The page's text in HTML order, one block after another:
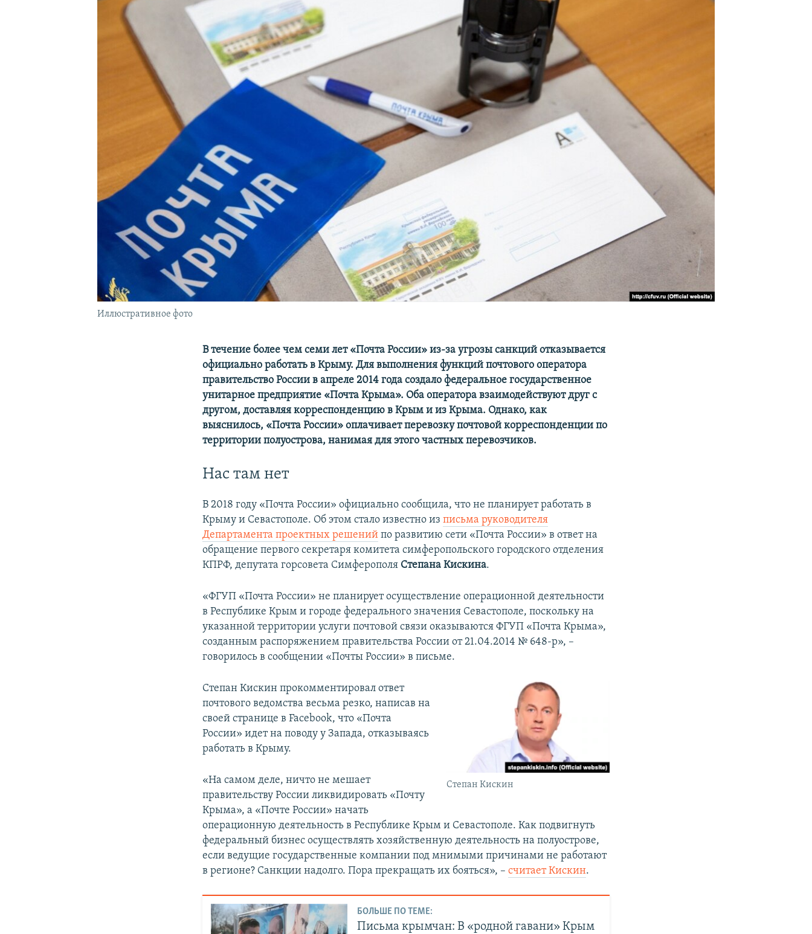
Иллюстративное фото
В течение более чем семи лет «Почта России» из-за угрозы санкций отказывается
официально работать в Крыму. Для выполнения функций почтового оператора
правительство России в апреле 2014 года создало федеральное государственное
унитарное предприятие «Почта Крыма». Оба оператора взаимодействуют друг с
другом, доставляя корреспонденцию в Крым и из Крыма. Однако, как
выяснилось, «Почта России» оплачивает перевозку почтовой корреспонденции по
территории полуострова, нанимая для этого частных перевозчиков.
Нас там нет
В 2018 году «Почта России» официально сообщила, что не планирует работать в
Крыму и Севастополе. Об этом стало известно изписьма руководителя
Департамента проектных решений по развитию сети «Почта России» в ответ на
обращение первого секретаря комитета симферопольского городского отделения
КПРФ, депутата горсовета Симферополя Степана Кискина.
«ФГУП «Почта России» не планирует осуществление операционной деятельности
в Республике Крым и городе федерального значения Севастополе, поскольку на
указанной территории услуги почтовой связи оказываются ФГУП «Почта Крыма»,
созданным распоряжением правительства России от 21.04.2014 № 648-р», –
говорилось в сообщении «Почты России» в письме.
Степан Кискин
Степан Кискин прокомментировал ответ
почтового ведомства весьма резко, написав на
своей странице в Facebook, что «Почта
России» идет на поводу у Запада, отказываясь
работать в Крыму.
«На самом деле, ничто не мешает
правительству России ликвидировать «Почту
Крыма», а «Почте России» начать
операционную деятельность в Республике Крым и Севастополе. Как подвигнуть
федеральный бизнес осуществлять хозяйственную деятельность на полуострове,
если ведущие государственные компании под мнимыми причинами не работают
в регионе? Санкции надолго. Пора прекращать их бояться», –считает Кискин.
БОЛЬШЕ ПО ТЕМЕ:
Письма крымчан: В «родной гавани» Крым